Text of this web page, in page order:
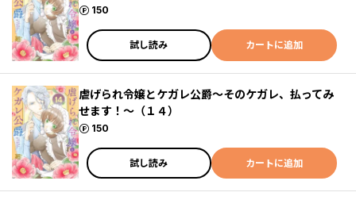
150
ポイント
試し読み カートに追加
虐げられ令嬢とケガレ公爵～そのケガレ、払ってみ
せます！～（１４）
150
ポイント
試し読み カートに追加